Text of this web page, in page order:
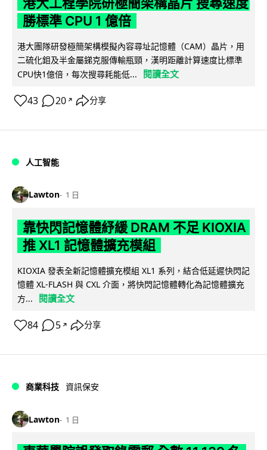
勝標準 CPU 1 億倍
港大團隊研發極簡架構模擬內容尋址記憶體（CAM）晶片，用
二硫化鉬及半金屬銻克服傳輸瓶頸，漢明距離計算速度比標準
CPU快1億倍，每次搜尋耗能低...
閱讀全文
43 20 ↗ 分享
人工智能
Lawton 1 日
靠快閃記憶體紓緩 DRAM 不足 KIOXIA
推 XL1 記憶體擴充模組
KIOXIA 發表全新記憶體擴充模組 XL1 系列，結合低延遲快閃記
憶體 XL-FLASH 與 CXL 介面，將快閃記憶體轉化為記憶體擴充
方...
閱讀全文
84 5 ↗ 分享
商業科技 資訊保安
Lawton 1 日